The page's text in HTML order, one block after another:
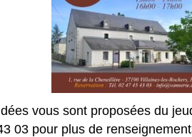
vous sont proposées du
03 pour plus de